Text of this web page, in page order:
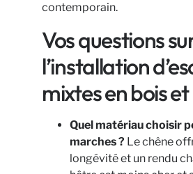
contemporain.
Vos questions
l’installation
mixtes en bois
Quel matériau choisir
marches ? Le chêne
longévité et un rendu